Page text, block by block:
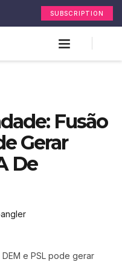
SUBSCRIPTION
Fusão
Gerar
De